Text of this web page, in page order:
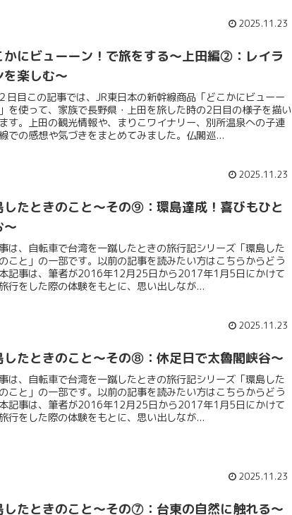
2025.11.23
かにビューーン！で旅をする〜上田編②：レイラ
を楽しむ～
日目この記事では、JR東日本の新幹線商品「どこかにビューー
を使って、家族で長野県・上田を旅した時の2日目の様子を描い
す。上田の観光情報や、まりこワイナリー、別所温泉への子連
での感想や気づきをまとめてみました。仏閣巡...
2025.11.23
したときのこと～その⑨：環島達成！喜びもひと
～
は、自転車で台湾を一蹴したときの旅行記シリーズ「環島した
こと」の一部です。以前の記事を読みたい方はこちらからどう
記事は、筆者が2016年12月25日から2017年1月5日にかけて
行をした際の体験をもとに、思い出しなが...
2025.11.23
したときのこと～その⑧：休足日で太魯閣峡谷～
は、自転車で台湾を一蹴したときの旅行記シリーズ「環島した
こと」の一部です。以前の記事を読みたい方はこちらからどう
記事は、筆者が2016年12月25日から2017年1月5日にかけて
行をした際の体験をもとに、思い出しなが...
2025.11.23
したときのこと～その⑦：台東の自然に触れる～